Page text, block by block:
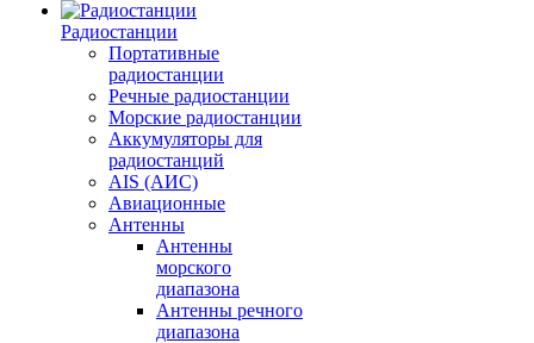
Радиостанции
Портативные
радиостанции
Речные радиостанции
Морские радиостанции
Аккумуляторы для
радиостанций
AIS (АИС)
Авиационные
Антенны
Антенны
морского
диапазона
Антенны речного
диапазона